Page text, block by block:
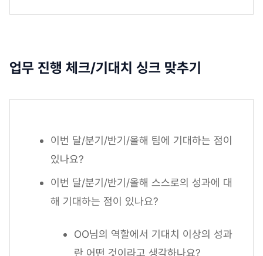
업무 진행 체크/기대치 싱크 맞추기
이번 달/분기/반기/올해 팀에 기대하는 점이
있나요?
이번 달/분기/반기/올해 스스로의 성과에 대
해 기대하는 점이 있나요?
OO님의 역할에서 기대치 이상의 성과
란 어떤 것이라고 생각하나요?